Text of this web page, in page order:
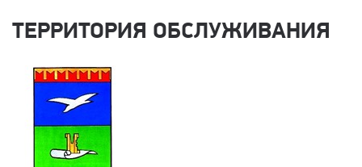
ТЕРРИТОРИЯ ОБСЛУЖИВАНИЯ